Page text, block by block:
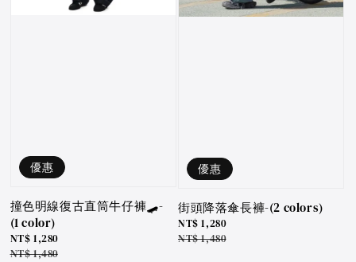
優惠
撞色明線復古直筒牛仔褲🛹-
(1 color)
Sale
price
NT$ 1,280
Regular
NT$ 1,480
優惠
街頭降落傘長褲-(2 colors)
Sale
price
NT$ 1,280
Regular
NT$ 1,480